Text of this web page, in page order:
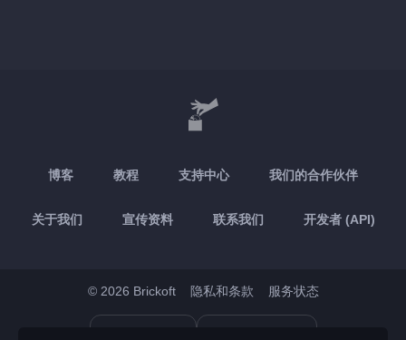
博客 教程 支持中心 我们的合作伙伴
关于我们 宣传资料 联系我们 开发者 (API)
© 2026 Brickoft 隐私和条款 服务状态